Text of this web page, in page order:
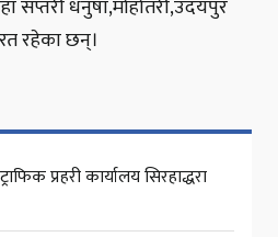
सप्तरी धनुषा,मोहोतरी,उदयपुर
रहेका छन्।
प्रहरी कार्यालय सिरहाद्धरा